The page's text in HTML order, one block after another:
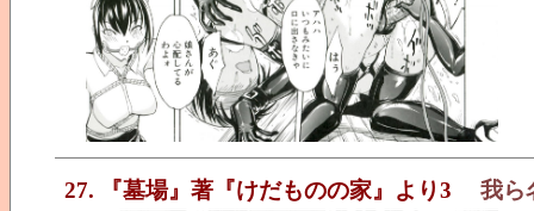
27. 『墓場』著『けだものの家』より3
我ら